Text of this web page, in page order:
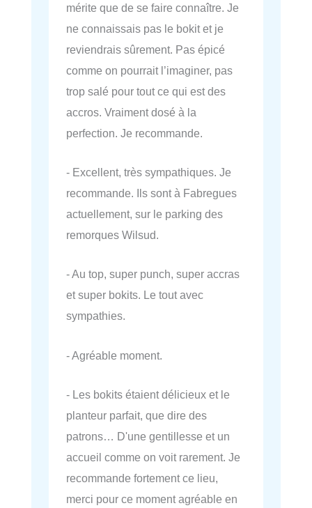
mérite que de se faire connaître. Je
ne connaissais pas le bokit et je
reviendrais sûrement. Pas épicé
comme on pourrait l’imaginer, pas
trop salé pour tout ce qui est des
accros. Vraiment dosé à la
perfection. Je recommande.
- Excellent, très sympathiques. Je
recommande. Ils sont à Fabregues
actuellement, sur le parking des
remorques Wilsud.
- Au top, super punch, super accras
et super bokits. Le tout avec
sympathies.
- Agréable moment.
- Les bokits étaient délicieux et le
planteur parfait, que dire des
patrons… D'une gentillesse et un
accueil comme on voit rarement. Je
recommande fortement ce lieu,
merci pour ce moment agréable en